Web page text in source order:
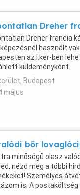
Dreher
Dreher francia
használt
az I.ker-ben
küldeményként.
kerület, Budapest
május
bőr
minőségű olasz
nézd meg a többi
Személyes
is. A postaköltség